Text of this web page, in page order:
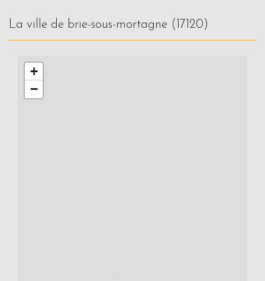
la ville de brie-sous-mortagne (17120)
+
−